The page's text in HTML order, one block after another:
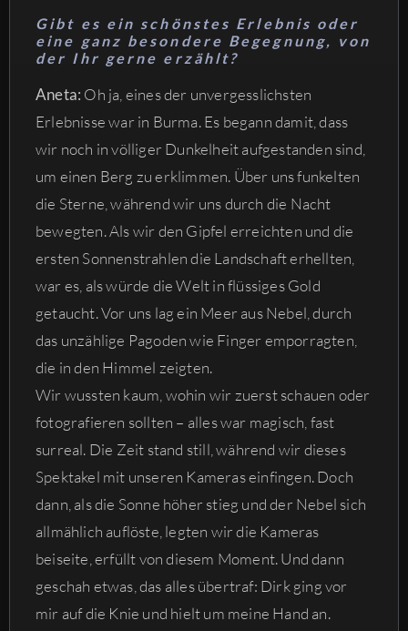
Gibt es ein schönstes Erlebnis oder
eine ganz besondere Begegnung, von
der Ihr gerne erzählt?
Aneta: Oh ja, eines der unvergesslichsten
Erlebnisse war in Burma. Es begann damit, dass
wir noch in völliger Dunkelheit aufgestanden sind,
um einen Berg zu erklimmen. Über uns funkelten
die Sterne, während wir uns durch die Nacht
bewegten. Als wir den Gipfel erreichten und die
ersten Sonnenstrahlen die Landschaft erhellten,
war es, als würde die Welt in flüssiges Gold
getaucht. Vor uns lag ein Meer aus Nebel, durch
das unzählige Pagoden wie Finger emporragten,
die in den Himmel zeigten.
Wir wussten kaum, wohin wir zuerst schauen oder
fotografieren sollten – alles war magisch, fast
surreal. Die Zeit stand still, während wir dieses
Spektakel mit unseren Kameras einfingen. Doch
dann, als die Sonne höher stieg und der Nebel sich
allmählich auflöste, legten wir die Kameras
beiseite, erfüllt von diesem Moment. Und dann
geschah etwas, das alles übertraf: Dirk ging vor
mir auf die Knie und hielt um meine Hand an.